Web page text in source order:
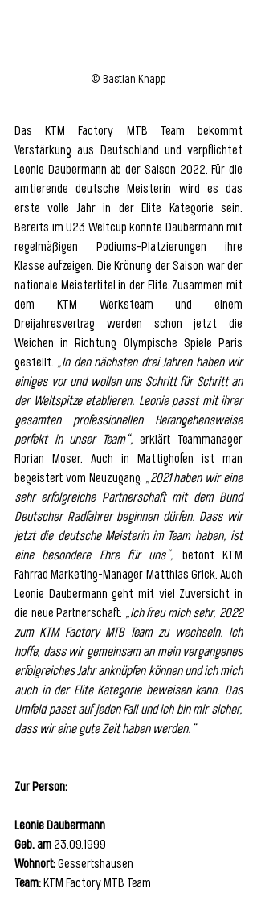
© Bastian Knapp
Das KTM Factory MTB Team bekommt
Verstärkung aus Deutschland und verpflichtet
Leonie Daubermann ab der Saison 2022. Für die
amtierende deutsche Meisterin wird es das
erste volle Jahr in der Elite Kategorie sein.
Bereits im U23 Weltcup konnte Daubermann mit
regelmäßigen Podiums-Platzierungen ihre
Klasse aufzeigen. Die Krönung der Saison war der
nationale Meistertitel in der Elite. Zusammen mit
dem KTM Werksteam und einem
Dreijahresvertrag werden schon jetzt die
Weichen in Richtung Olympische Spiele Paris
gestellt. „In den nächsten drei Jahren haben wir
einiges vor und wollen uns Schritt für Schritt an
der Weltspitze etablieren. Leonie passt mit ihrer
gesamten professionellen Herangehensweise
perfekt in unser Team“, erklärt Teammanager
Florian Moser. Auch in Mattighofen ist man
begeistert vom Neuzugang. „2021 haben wir eine
sehr erfolgreiche Partnerschaft mit dem Bund
Deutscher Radfahrer beginnen dürfen. Dass wir
jetzt die deutsche Meisterin im Team haben, ist
eine besondere Ehre für uns“,
betont KTM
Fahrrad Marketing-Manager Matthias Grick. Auch
Leonie Daubermann geht mit viel Zuversicht in
die neue Partnerschaft: „Ich freu mich sehr, 2022
zum KTM Factory MTB Team zu wechseln. Ich
hoffe, dass wir gemeinsam an mein vergangenes
erfolgreiches Jahr anknüpfen können und ich mich
auch in der Elite Kategorie beweisen kann. Das
Umfeld passt auf jeden Fall und ich bin mir sicher,
dass wir eine gute Zeit haben werden.“
Zur Person:
Leonie Daubermann
Geb. am 23.09.1999
Wohnort: Gessertshausen
Team: KTM Factory MTB Team